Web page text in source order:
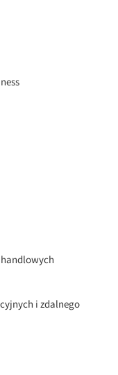
handlowych
i zdalnego